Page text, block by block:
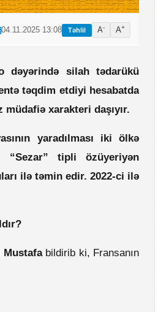
04.11.2025 13:08 Təhlil A- A+
dəyərində silah tədarükü
təqdim etdiyi hesabatda
xarakteri daşıyır.
yaradılması iki ölkə
“Sezar” tipli özüyeriyən
ilə təmin edir. 2022-ci ilə
bildirib ki, Fransanın